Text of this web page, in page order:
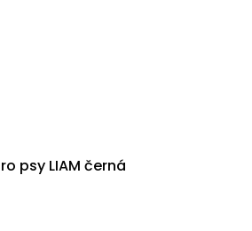
psy LIAM černá